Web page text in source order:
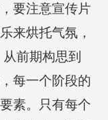
要注意宣传片
来烘托气氛，
前期构思到
每一个阶段的
素。只有每个